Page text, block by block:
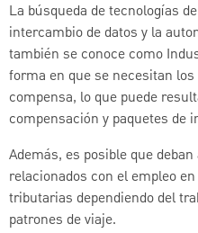
La búsqueda de tecnologías
intercambio de datos y la
también se conoce como
forma en que se necesitan
compensa, lo que puede
compensación y paquetes de
Además, es posible que
relacionados con el empleo
tributarias dependiendo del
patrones de viaje.